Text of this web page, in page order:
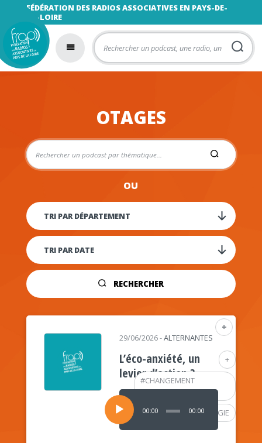
FÉDÉRATION DES RADIOS ASSOCIATIVES EN PAYS-DE-
LA-LOIRE
OTAGES
OU
RECHERCHER
+
+
#CHANGEMENT
CLIMATIQUE
#PSYCHOLOGIE
29/06/2026-ALTERNANTES
L’éco-anxiété, un
levier d’action ?
Lecteur
audio
00:00 00:00